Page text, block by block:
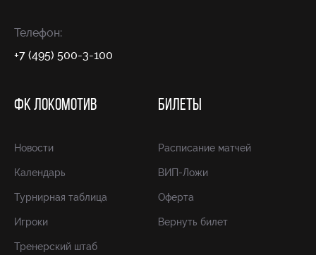
Телефон:
+7 (495) 500-3-100
ФК ЛОКОМОТИВ
Новости
Календарь
Турнирная таблица
Игроки
Тренерский штаб
БИЛЕТЫ
Расписание матчей
ВИП-Ложи
Оферта
Вернуть билет